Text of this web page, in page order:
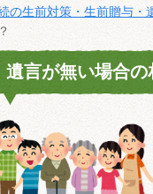
の生前対策・生前贈与・
遺言が無い場合の